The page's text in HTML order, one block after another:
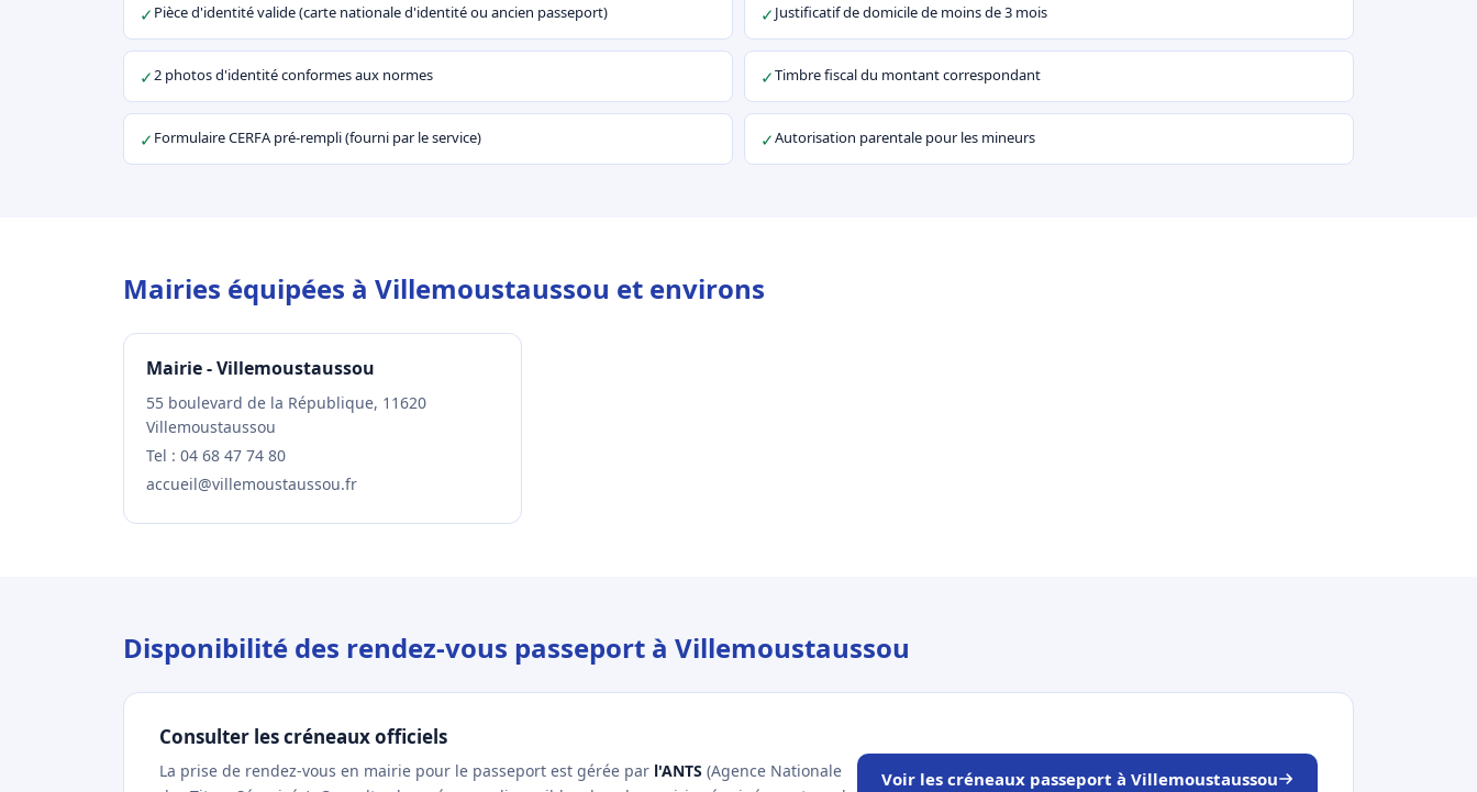
✓ Pièce d'identité valide (carte nationale d'identité ou ancien passeport) ✓Justificatif de domicile de moins de 3 mois
✓2 photos d'identité conformes aux normes ✓Timbre fiscal du montant correspondant
✓ Formulaire CERFA pré-rempli (fourni par le service) ✓Autorisation parentale pour les mineurs
Mairies équipées à Villemoustaussou et environs
Mairie - Villemoustaussou
55 boulevard de la République, 11620
Villemoustaussou
Tel : 04 68 47 74 80
accueil@villemoustaussou.fr
Disponibilité des rendez-vous passeport à Villemoustaussou
Consulter les créneaux officiels
La prise de rendez-vous en mairie pour le passeport est gérée par l'ANTS (Agence Nationale
Voir les créneaux passeport à Villemoustaussou